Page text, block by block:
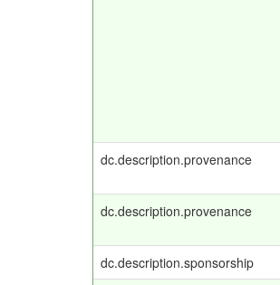
dc.description.provenance
dc.description.provenance
dc.description.sponsorship